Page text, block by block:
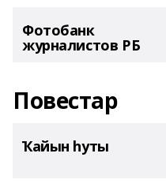
Фотобанк
журналистов РБ
Повестар
Ҡайын һуты